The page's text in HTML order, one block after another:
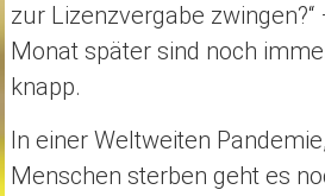
zur Lizenzvergabe
Monat später sind noch
knapp.
In einer Weltweiten
Menschen sterben geht es